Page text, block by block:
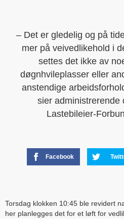
– Det er gledelig og på
mer på veivedlikehold i
settes det ikke av
døgnhvileplasser eller
anstendige
sier administrerende
Lastebileier-
Facebook
Torsdag klokken 10:45 ble revidert
her planlegges det for et løft for